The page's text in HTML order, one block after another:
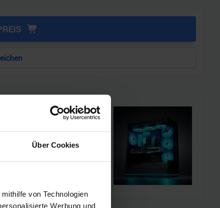
Über Cookies
von Technologien
Werbung und
MSI Gaming-PC zu